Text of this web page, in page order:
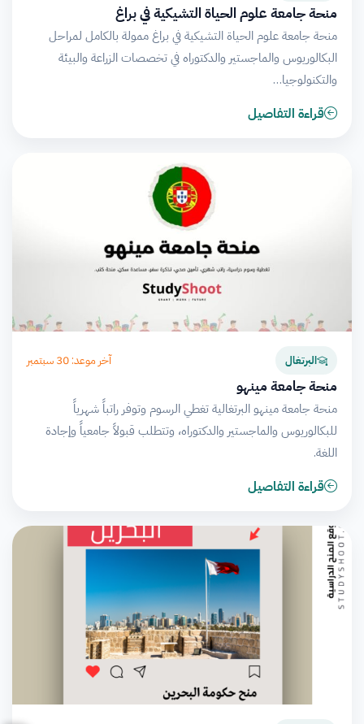
منحة جامعة علوم الحياة التشيكية في براغ
منحة جامعة علوم الحياة التشيكية في براغ ممولة بالكامل لمراحل
البكالوريوس والماجستير والدكتوراه في تخصصات الزراعة والبيئة
والتكنولوجيا…
قراءة التفاصيل
البرتغال آخر موعد: 30 سبتمبر
منحة جامعة مينهو
منحة جامعة مينهو البرتغالية تغطي الرسوم وتوفر راتباً شهرياً
للبكالوريوس والماجستير والدكتوراه، وتتطلب قبولاً جامعياً وإجادة
اللغة.
قراءة التفاصيل